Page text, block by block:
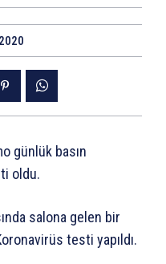
günlük basın
oldu.
salona gelen bir
testi yapıldı.